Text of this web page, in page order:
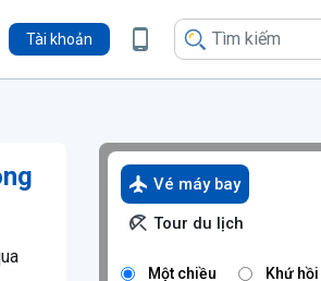
Tài khoản
Vé máy bay
Tour du lịch
Một chiều Khứ hồi